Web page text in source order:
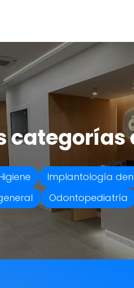
categorías
Implantología
Odontopediatría